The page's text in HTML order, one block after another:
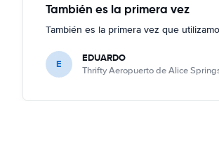
También es la primera vez
También es la primera vez que
E EDUARDO
Thrifty Aeropuerto de Alice